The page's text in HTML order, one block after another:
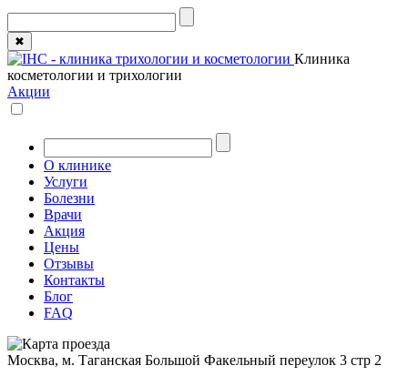
✖
Клиника
косметологии и трихологии
Акции
О клинике
Услуги
Болезни
Врачи
Акция
Цены
Отзывы
Контакты
Блог
FAQ
Москва, м. Таганская Большой Факельный переулок 3 стр 2